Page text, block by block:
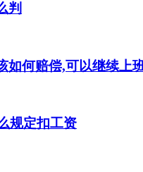
判
如何赔偿,可以继续上
规定扣工资